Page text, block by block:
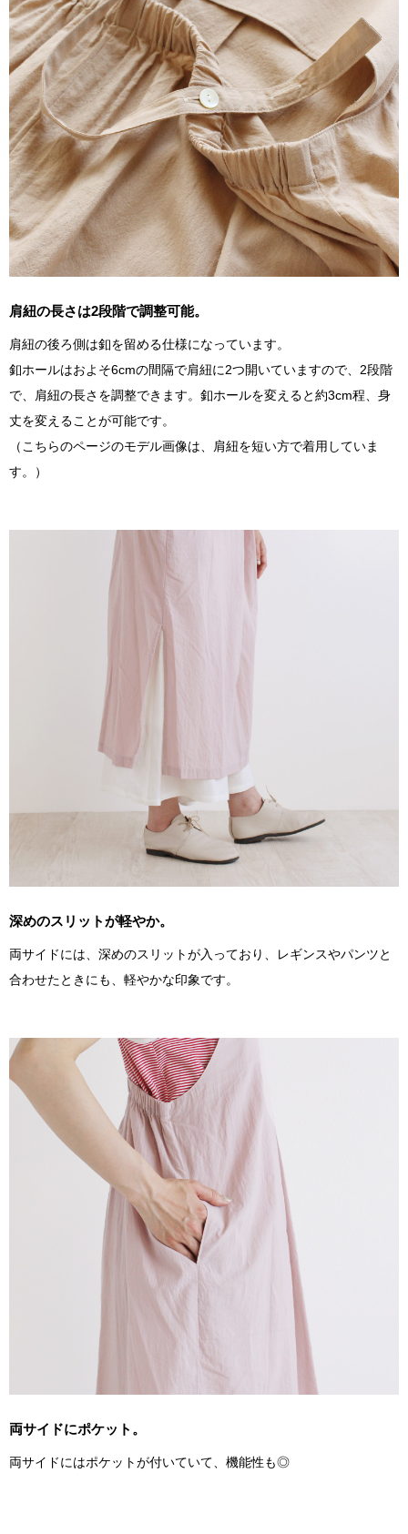
肩紐の長さは2段階で調整可能。
肩紐の後ろ側は釦を留める仕様になっています。
釦ホールはおよそ6cmの間隔で肩紐に2つ開いていますので、2段階
で、肩紐の長さを調整できます。釦ホールを変えると約3cm程、身
丈を変えることが可能です。
（こちらのページのモデル画像は、肩紐を短い方で着用していま
す。）
深めのスリットが軽やか。
両サイドには、深めのスリットが入っており、レギンスやパンツと
合わせたときにも、軽やかな印象です。
両サイドにポケット。
両サイドにはポケットが付いていて、機能性も◎